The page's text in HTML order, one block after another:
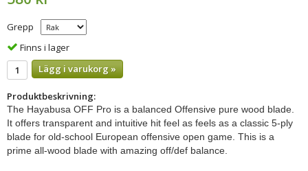
Grepp
Finns i lager
Lägg i varukorg »
Produktbeskrivning:
The Hayabusa OFF Pro is a balanced Offensive pure wood blade.
It offers transparent and intuitive hit feel as feels as a classic 5-ply
blade for old-school European offensive open game. This is a
prime all-wood blade with amazing off/def balance.